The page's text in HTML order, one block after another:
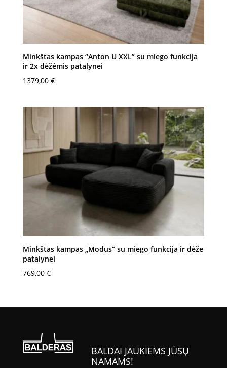
Minkštas kampas “Anton U XXL” su miego funkcija
ir 2x dėžėmis patalynei
1379,00 €
Minkštas kampas „Modus” su miego funkcija ir dėže
patalynei
769,00 €
BALDAI JAUKIEMS JŪSŲ
NAMAMS!